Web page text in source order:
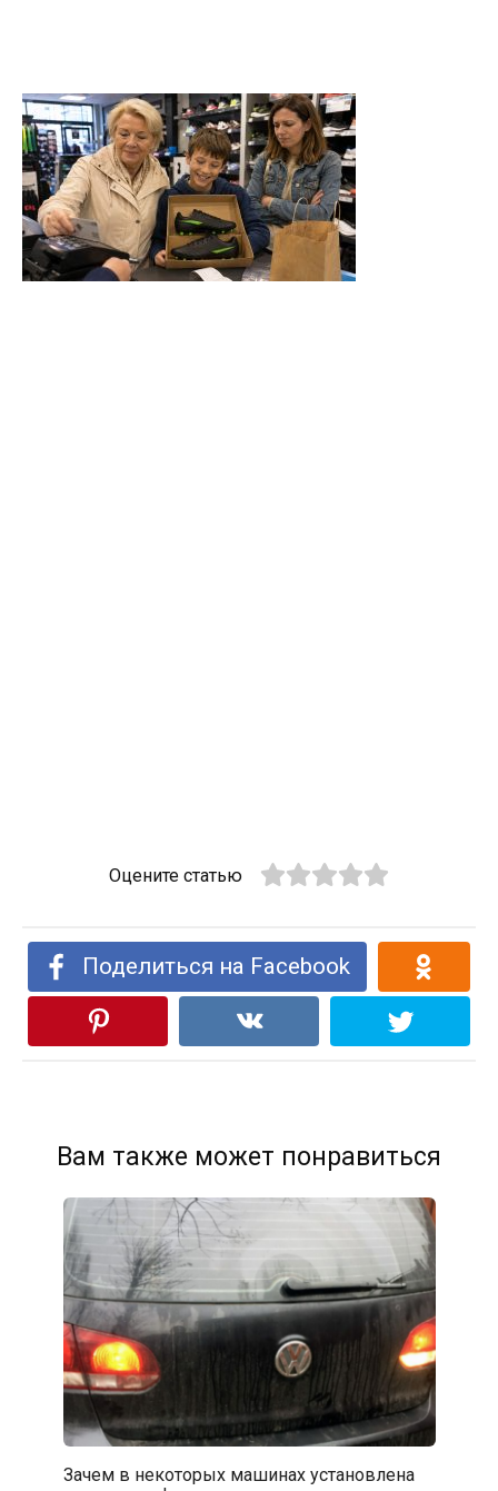
Оцените статью
Поделиться на Facebook
Вам также может понравиться
Зачем в некоторых машинах установлена